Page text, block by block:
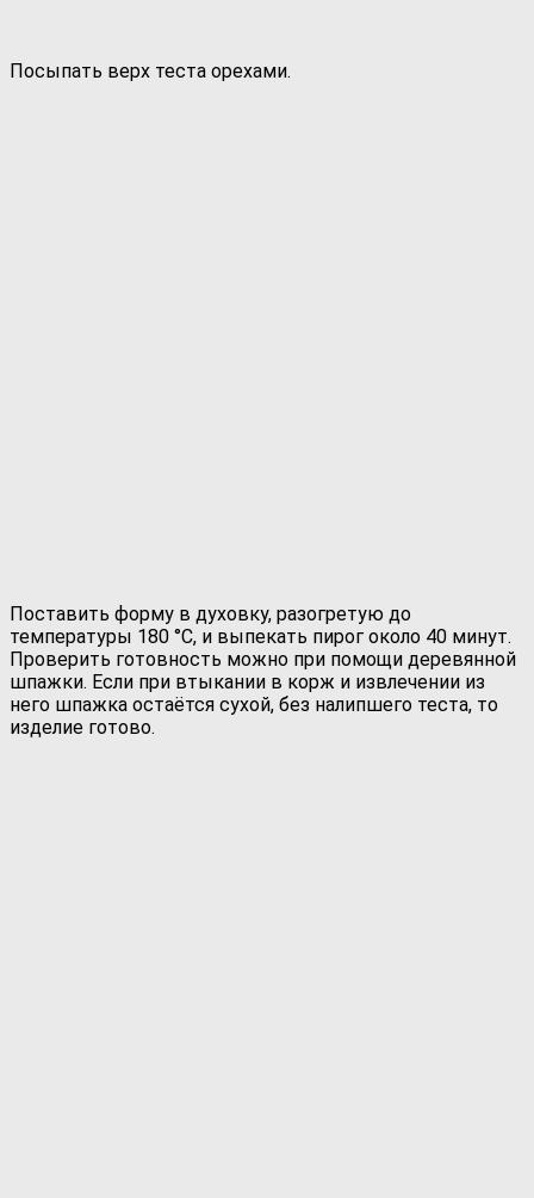
Посыпать верх теста орехами.
Поставить форму в духовку, разогретую до
температуры 180 °С, и выпекать пирог около 40 минут.
Проверить готовность можно при помощи деревянной
шпажки. Если при втыкании в корж и извлечении из
него шпажка остаётся сухой, без налипшего теста, то
изделие готово.